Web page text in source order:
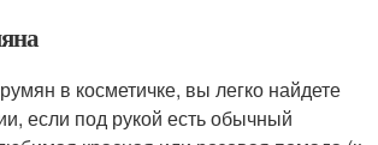
в косметичке, вы легко найдете
если под рукой есть обычный